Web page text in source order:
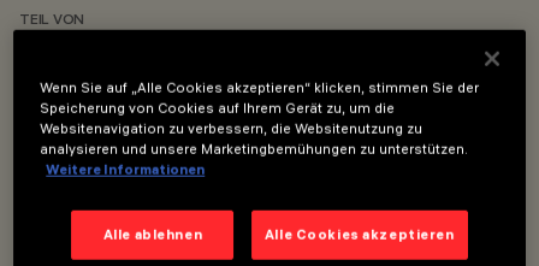
TEIL VON
BESCHREIBUNG
Rahmen für die Deckenmontage (Aufputz) des Panels
600×600.
ENTWORFEN VON
iGuzzini
Wenn Sie auf „Alle Cookies akzeptieren“ klicken, stimmen Sie der
Speicherung von Cookies auf Ihrem Gerät zu, um die
Websitenavigation zu verbessern, die Websitenutzung zu
analysieren und unsere Marketingbemühungen zu unterstützen.
Weitere Informationen
Alle ablehnen Alle Cookies akzeptieren